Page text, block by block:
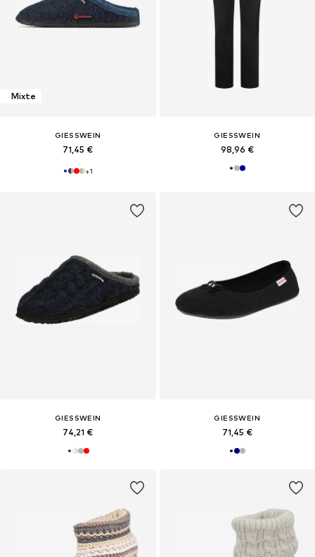
Mixte
GIESSWEIN
71,45 €
+1
GIESSWEIN
98,96 €
GIESSWEIN
74,21 €
GIESSWEIN
71,45 €